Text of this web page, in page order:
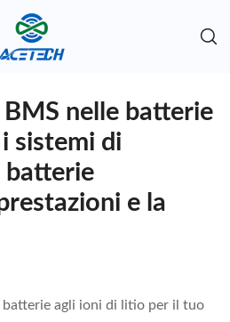
nelle batterie
sistemi di
batterie
e la
agli ioni di litio per il tuo